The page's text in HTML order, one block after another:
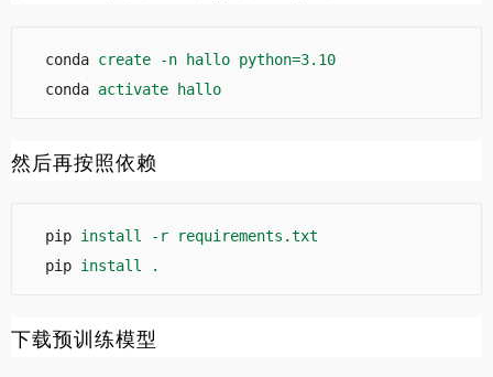
conda create -n hallo python=3.10
conda activate hallo
然后再按照依赖
pip install -r requirements.txt
pip install .
下载预训练模型